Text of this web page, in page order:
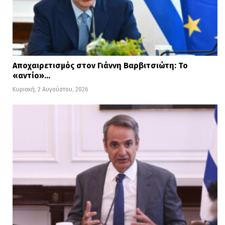
Αποχαιρετισμός στον Γιάννη Βαρβιτσιώτη: Το
«αντίο»…
Κυριακή, 2 Αυγούστου, 2026